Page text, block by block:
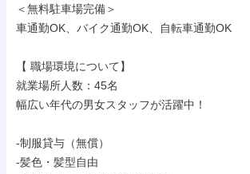
＜無料駐車場完備＞
車通勤OK、バイク通勤OK、自転車通勤OK
【 職場環境について】
就業場所人数：45名
幅広い年代の男女スタッフが活躍中！
-制服貸与（無償）
-髪色・髪型自由